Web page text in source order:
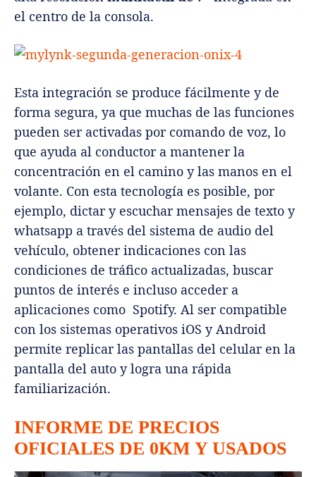
el centro de la consola.
Esta integración se produce fácilmente y de
forma segura, ya que muchas de las funciones
pueden ser activadas por comando de voz, lo
que ayuda al conductor a mantener la
concentración en el camino y las manos en el
volante. Con esta tecnología es posible, por
ejemplo, dictar y escuchar mensajes de texto y
whatsapp a través del sistema de audio del
vehículo, obtener indicaciones con las
condiciones de tráfico actualizadas, buscar
puntos de interés e incluso acceder a
aplicaciones como Spotify. Al ser compatible
con los sistemas operativos iOS y Android
permite replicar las pantallas del celular en la
pantalla del auto y logra una rápida
familiarización.
INFORME DE PRECIOS
OFICIALES DE 0KM Y USADOS